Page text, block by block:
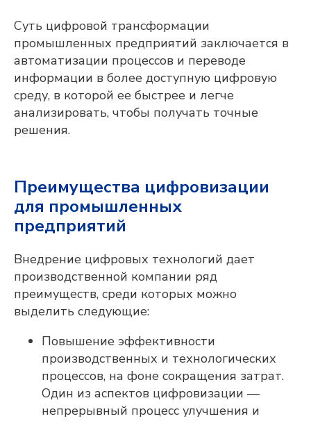
Суть цифровой трансформации
промышленных предприятий заключается в
автоматизации процессов и переводе
информации в более доступную цифровую
среду, в которой ее быстрее и легче
анализировать, чтобы получать точные
решения.
Преимущества цифровизации
для промышленных
предприятий
Внедрение цифровых технологий дает
производственной компании ряд
преимуществ, среди которых можно
выделить следующие:
Повышение эффективности
производственных и технологических
процессов, на фоне сокращения затрат.
Один из аспектов цифровизации —
непрерывный процесс улучшения и